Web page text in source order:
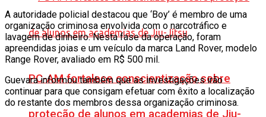
PC-AM fortalece conscientização sobre
proteção de alunos em academias de Jiu-
A autoridade policial destacou que ‘Boy’ é membro de uma
organização criminosa envolvida com o narcotráfico e
lavagem de dinheiro. Nesta fase da operação, foram
apreendidas joias e um veículo da marca Land Rover, modelo
Range Rover, avaliado em R$ 500 mil.
Guevara informou também que as investigações irão
continuar para que consigam efetuar com êxito a localização
do restante dos membros dessa organização criminosa.